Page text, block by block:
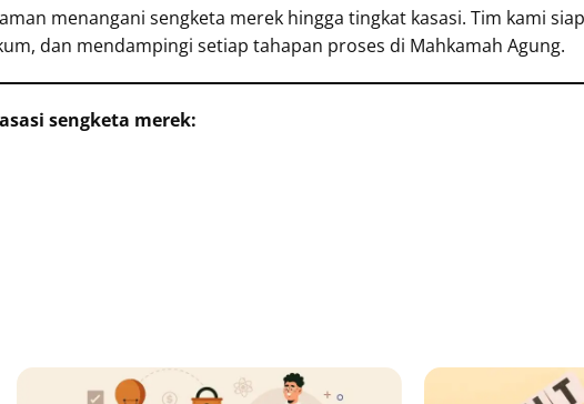
menangani sengketa merek hingga tingkat kasasi. Tim kami
dan mendampingi setiap tahapan proses di Mahkamah Agung.
sengketa merek:
Page Page